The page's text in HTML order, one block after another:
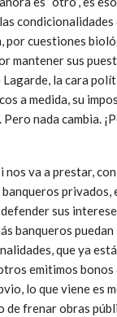
condicionalidades
por cuestiones
mantener sus
la cara
a medida, su
nada cambia.
nos va a prestar,
privados,
sus
banqueros
que ya
emitimos bonos
lo que viene es
de frenar obras